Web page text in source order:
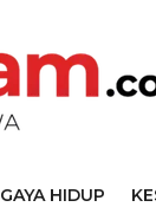
GAYA HIDUP